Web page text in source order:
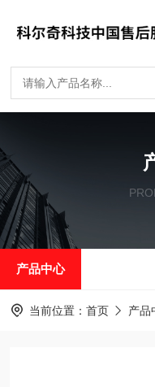
产品中心
当前位置： 首页 产品